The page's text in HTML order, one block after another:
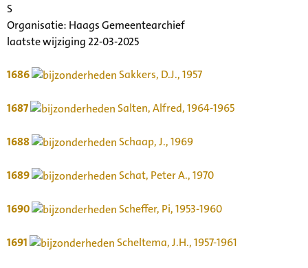
S
Organisatie: Haags Gemeentearchief
laatste wijziging 22-03-2025
1686 Sakkers, D.J., 1957
1687 Salten, Alfred, 1964-1965
1688 Schaap, J., 1969
1689 Schat, Peter A., 1970
1690 Scheffer, Pi, 1953-1960
1691 Scheltema, J.H., 1957-1961